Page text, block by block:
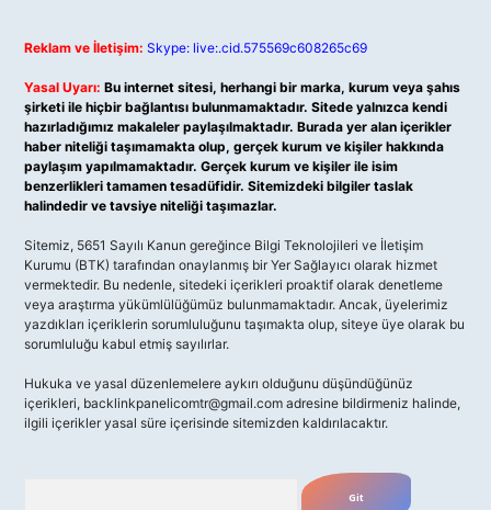
Reklam ve İletişim: Skype: live:.cid.575569c608265c69
Yasal Uyarı: Bu internet sitesi, herhangi bir marka, kurum veya şahıs
şirketi ile hiçbir bağlantısı bulunmamaktadır. Sitede yalnızca kendi
hazırladığımız makaleler paylaşılmaktadır. Burada yer alan içerikler
haber niteliği taşımamakta olup, gerçek kurum ve kişiler hakkında
paylaşım yapılmamaktadır. Gerçek kurum ve kişiler ile isim
benzerlikleri tamamen tesadüfidir. Sitemizdeki bilgiler taslak
halindedir ve tavsiye niteliği taşımazlar.
Sitemiz, 5651 Sayılı Kanun gereğince Bilgi Teknolojileri ve İletişim
Kurumu (BTK) tarafından onaylanmış bir Yer Sağlayıcı olarak hizmet
vermektedir. Bu nedenle, sitedeki içerikleri proaktif olarak denetleme
veya araştırma yükümlülüğümüz bulunmamaktadır. Ancak, üyelerimiz
yazdıkları içeriklerin sorumluluğunu taşımakta olup, siteye üye olarak bu
sorumluluğu kabul etmiş sayılırlar.
Hukuka ve yasal düzenlemelere aykırı olduğunu düşündüğünüz
içerikleri, backlinkpanelicomtr@gmail.com adresine bildirmeniz halinde,
ilgili içerikler yasal süre içerisinde sitemizden kaldırılacaktır.